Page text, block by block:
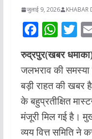
जुलाई 9, 2026 KHABAR
F
e
b
o
o
k
W
at
s
A
p
p
T
itt
er
रुद्रपुर(खबर
जलभराव की
बड़ी राहत की खबर
के बहुप्रतीक्षित
मंजूरी मिल गई है।
व्यय वित्त समिति